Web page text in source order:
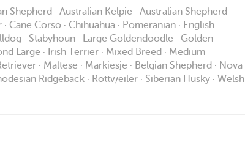
· Australian Kelpie · Australian Shepherd ·
Cane Corso · Chihuahua · Pomeranian · English
· Stabyhoun · Large Goldendoodle · Golden
Large · Irish Terrier · Mixed Breed · Medium
· Maltese · Markiesje · Belgian Shepherd · Nova
Ridgeback · Rottweiler · Siberian Husky · Welsh